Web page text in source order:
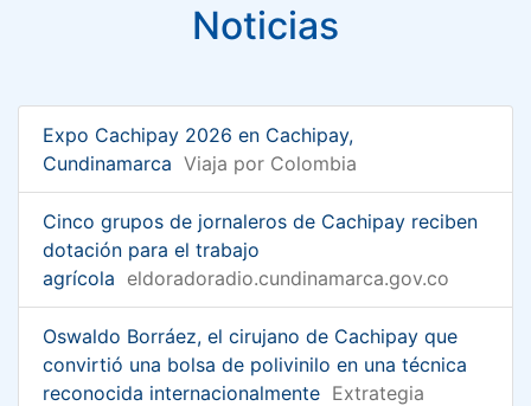
Noticias
Expo Cachipay 2026 en Cachipay,
Cundinamarca Viaja por Colombia
Cinco grupos de jornaleros de Cachipay reciben
dotación para el trabajo
agrícola eldoradoradio.cundinamarca.gov.co
Oswaldo Borráez, el cirujano de Cachipay que
convirtió una bolsa de polivinilo en una técnica
reconocida internacionalmente Extrategia